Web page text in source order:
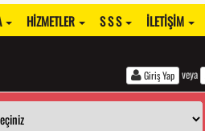
HIZMETLER S S S İLETIŞIM
Giriş Yap veya